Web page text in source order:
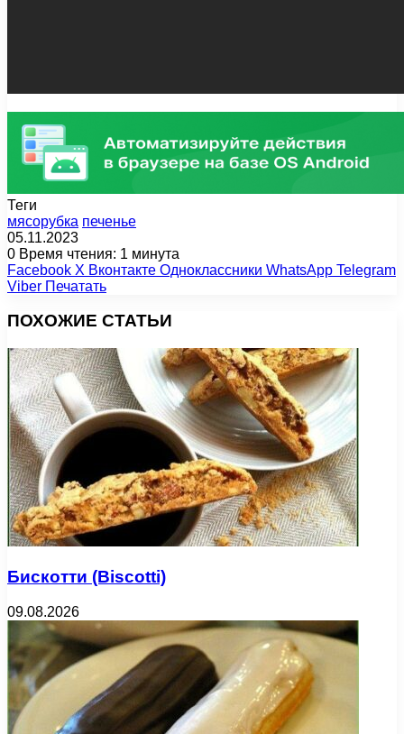
Теги
мясорубка печенье
05.11.2023
0 Время чтения: 1 минута
Facebook X Вконтакте Одноклассники WhatsApp Telegram
Viber Печатать
ПОХОЖИЕ СТАТЬИ
Бискотти (Biscotti)
09.08.2026